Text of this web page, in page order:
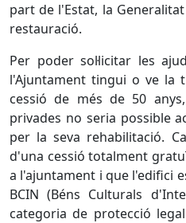
part de l'Estat, la
restauració.
Per poder sol·licitar les
l'Ajuntament tingui o ve la
cessió de més de 50
privades no seria possible
per la seva rehabilitació.
d'una cessió totalment
a l'ajuntament i que l'edifici
BCIN (Béns Culturals
categoria de protecció